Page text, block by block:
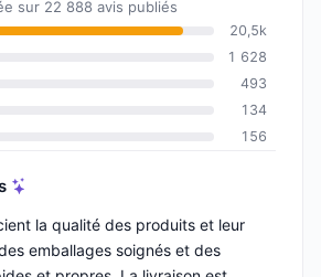
sur 22 888 avis publiés
20,5k
1 628
493
134
156
la qualité des produits et leur
emballages soignés et des